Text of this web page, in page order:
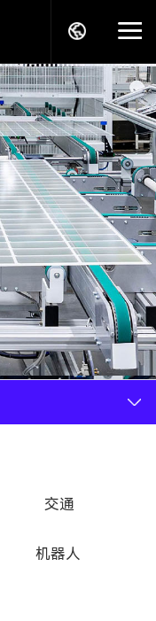
交通
机器人